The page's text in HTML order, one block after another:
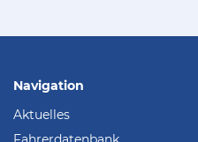
Navigation
Aktuelles